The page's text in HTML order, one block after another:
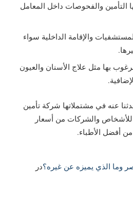
التأمين والفحوصات داخل المعامل
والإقامة الداخلية سواء
بها مثل علاج الأسنان والعيون
عنه في مشتملاتها شركة تأمين
والشركات من أسعار
أفضل الأطباء.
وما الذي يميزه عن غيره؟در